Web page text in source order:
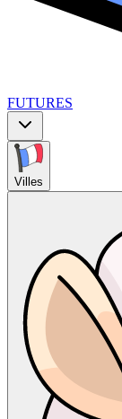
FUTURES
Villes